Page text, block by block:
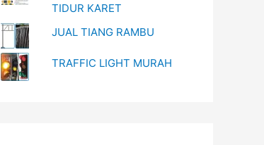
TIDUR KARET
JUAL TIANG RAMBU
TRAFFIC LIGHT MURAH